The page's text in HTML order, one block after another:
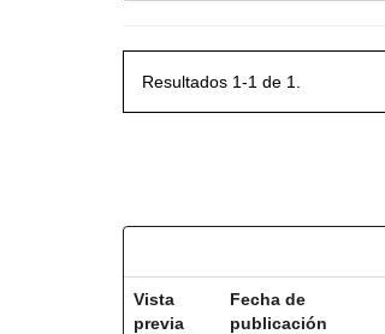
Resultados 1-1 de 1.
Vista
previa
Fecha de
publicación